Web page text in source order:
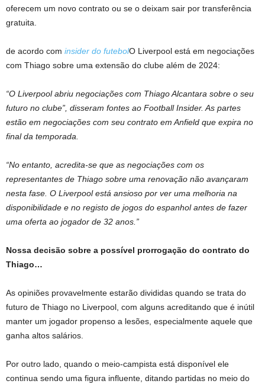
oferecem um novo contrato ou se o deixam sair por transferência
gratuita.
de acordo com insider do futebolO Liverpool está em negociações
com Thiago sobre uma extensão do clube além de 2024:
“O Liverpool abriu negociações com Thiago Alcantara sobre o seu
futuro no clube”, disseram fontes ao Football Insider. As partes
estão em negociações com seu contrato em Anfield que expira no
final da temporada.
“No entanto, acredita-se que as negociações com os
representantes de Thiago sobre uma renovação não avançaram
nesta fase. O Liverpool está ansioso por ver uma melhoria na
disponibilidade e no registo de jogos do espanhol antes de fazer
uma oferta ao jogador de 32 anos.”
Nossa decisão sobre a possível prorrogação do contrato do
Thiago…
As opiniões provavelmente estarão divididas quando se trata do
futuro de Thiago no Liverpool, com alguns acreditando que é inútil
manter um jogador propenso a lesões, especialmente aquele que
ganha altos salários.
Por outro lado, quando o meio-campista está disponível ele
continua sendo uma figura influente, ditando partidas no meio do